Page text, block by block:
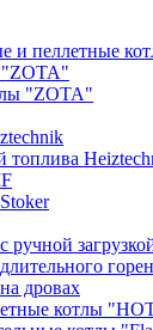
и пеллетные
"ZOTA"
"ZOTA"
топлива
ручной
дровах
котлы